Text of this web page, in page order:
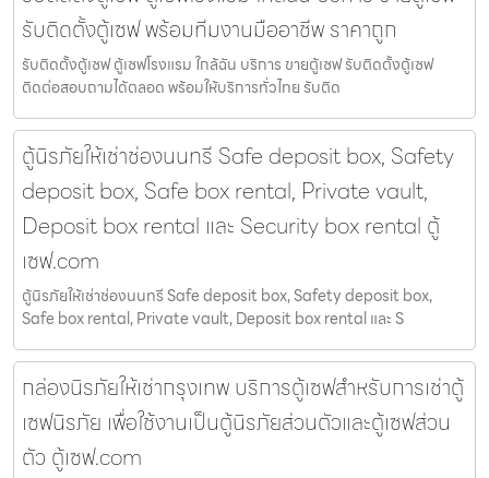
รับติดตั้งตู้เซฟ พร้อมทีมงานมืออาชีพ ราคาถูก
รับติดตั้งตู้เซฟ ตู้เซฟโรงแรม ใกล้ฉัน บริการ ขายตู้เซฟ รับติดตั้งตู้เซฟ
ติดต่อสอบถามได้ตลอด พร้อมให้บริการทั่วไทย รับติด
ตู้นิรภัยให้เช่าช่องนนทรี Safe deposit box, Safety
deposit box, Safe box rental, Private vault,
Deposit box rental และ Security box rental ตู้
เซฟ.com
ตู้นิรภัยให้เช่าช่องนนทรี Safe deposit box, Safety deposit box,
Safe box rental, Private vault, Deposit box rental และ S
กล่องนิรภัยให้เช่ากรุงเทพ บริการตู้เซฟสำหรับการเช่าตู้
เซฟนิรภัย เพื่อใช้งานเป็นตู้นิรภัยส่วนตัวและตู้เซฟส่วน
ตัว ตู้เซฟ.com